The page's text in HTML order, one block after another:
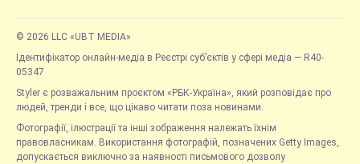
© 2026 LLC «UBT MEDIA»
Ідентифікатор онлайн-медіа в Реєстрі суб’єктів у сфері медіа — R40-
05347
Styler є розважальним проєктом «РБК-Україна», який розповідає про
людей, тренди і все, що цікаво читати поза новинами.
Фотографії, ілюстрації та інші зображення належать їхнім
правовласникам. Використання фотографій, позначених Getty Images,
допускається виключно за наявності письмового дозволу